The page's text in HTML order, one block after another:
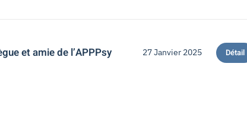
et amie de l’APPPsy 27 Janvier 2025 Détail